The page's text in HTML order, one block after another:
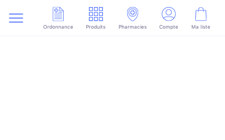
Ordonnance Produits Pharmacies Compte Ma liste